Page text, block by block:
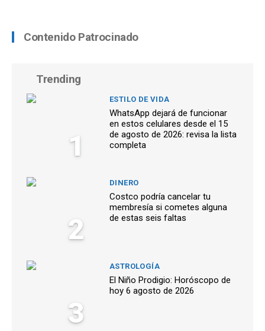
Contenido Patrocinado
Trending
1
ESTILO DE VIDA
WhatsApp dejará de funcionar
en estos celulares desde el 15
de agosto de 2026: revisa la lista
completa
2
DINERO
Costco podría cancelar tu
membresía si cometes alguna
de estas seis faltas
3
ASTROLOGÍA
El Niño Prodigio: Horóscopo de
hoy 6 agosto de 2026